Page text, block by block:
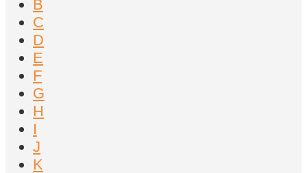
B
C
D
E
F
G
H
I
J
K